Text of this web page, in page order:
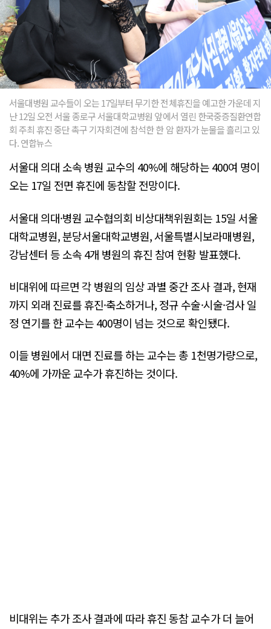
서울대병원 교수들이 오는 17일부터 무기한 전체휴진을 예고한 가운데 지
난 12일 오전 서울 종로구 서울대학교병원 앞에서 열린 한국중증질환연합
회 주최 휴진 중단 촉구 기자회견에 참석한 한 암 환자가 눈물을 흘리고 있
다. 연합뉴스
서울대 의대 소속 병원 교수의 40%에 해당하는 400여 명이
오는 17일 전면 휴진에 동참할 전망이다.
서울대 의대·병원 교수협의회 비상대책위원회는 15일 서울
대학교병원, 분당서울대학교병원, 서울특별시보라매병원,
강남센터 등 소속 4개 병원의 휴진 참여 현황 발표했다.
비대위에 따르면 각 병원의 임상 과별 중간 조사 결과, 현재
까지 외래 진료를 휴진·축소하거나, 정규 수술·시술·검사 일
정 연기를 한 교수는 400명이 넘는 것으로 확인됐다.
이들 병원에서 대면 진료를 하는 교수는 총 1천명가량으로,
40%에 가까운 교수가 휴진하는 것이다.
비대위는 추가 조사 결과에 따라 휴진 동참 교수가 더 늘어